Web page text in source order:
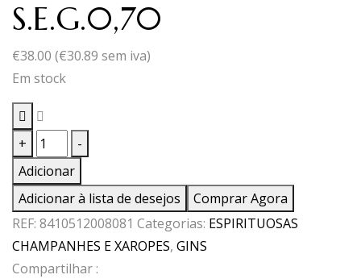
S.E.G.0,70
€38.00 (€30.89 sem iva)
Em stock
+
Quantidade
de
GIN
SIKKIM
PRIVEE
S.E.G.0,70
-
Adicionar
Adicionar à lista de desejos
Comprar Agora
REF: 8410512008081 Categorias: ESPIRITUOSAS
CHAMPANHES E XAROPES, GINS
Compartilhar :